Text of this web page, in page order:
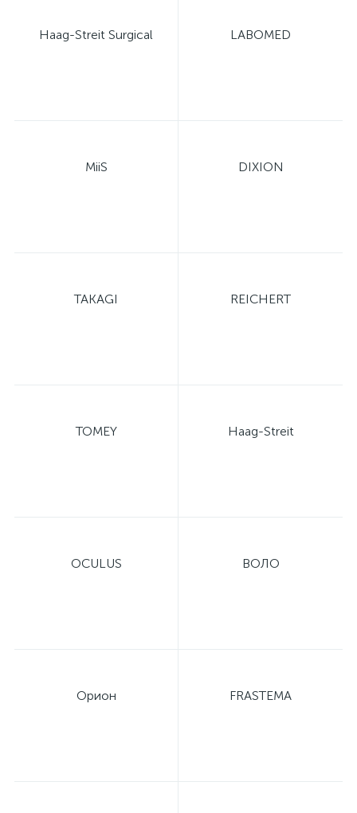
Haag-Streit Surgical LABOMED
MiiS DIXION
TAKAGI REICHERT
TOMEY Haag-Streit
OCULUS ВОЛО
Орион FRASTEMA